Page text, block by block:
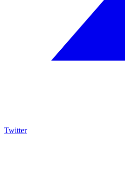
Twitter